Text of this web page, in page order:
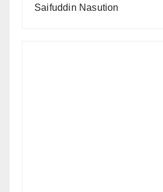
Saifuddin Nasution